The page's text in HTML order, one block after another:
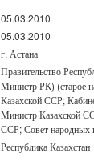
05.03.2010
05.03.2010
г. Астана
Правительство
Министр РК) (старое
Казахской ССР;
Министр Казахской
ССР; Совет народных
Республика Казахстан